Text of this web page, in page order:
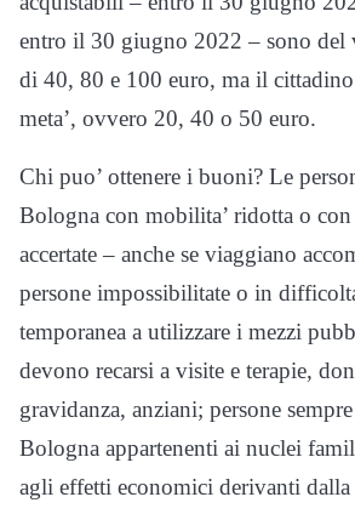
entro il 30 giugno 2022 – sono del
di 40, 80 e 100 euro, ma il cittadino
meta’, ovvero 20, 40 o 50 euro.
Chi puo’ ottenere i buoni? Le
Bologna con mobilita’ ridotta o
accertate – anche se viaggiano
persone impossibilitate o in
temporanea a utilizzare i mezzi
devono recarsi a visite e terapie,
gravidanza, anziani; persone
Bologna appartenenti ai nuclei
agli effetti economici derivanti dalla